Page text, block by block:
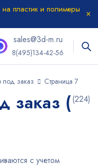
пластик и полимеры
sales@3d-m.ru
8(495)134-42-56
заказ Страница 7
заказ ((224)
с учетом